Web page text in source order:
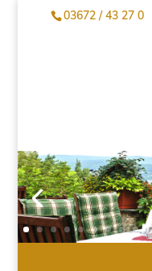
03672 / 43 27 0